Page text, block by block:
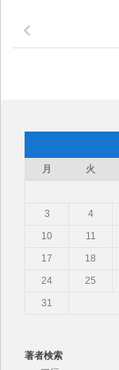
月 火
3
4
10
11
17
18
24
25
31
著者検索